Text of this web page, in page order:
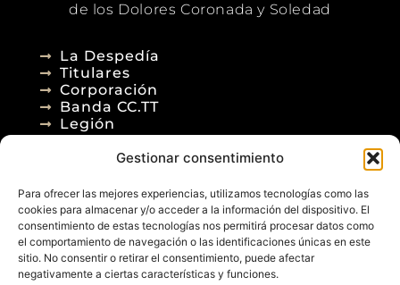
Gestionar consentimiento
Para ofrecer las mejores experiencias, utilizamos tecnologías como las
cookies para almacenar y/o acceder a la información del dispositivo. El
consentimiento de estas tecnologías nos permitirá procesar datos como
el comportamiento de navegación o las identificaciones únicas en este
sitio. No consentir o retirar el consentimiento, puede afectar
negativamente a ciertas características y funciones.
de los Dolores Coronada y Soledad
La Despedía
Titulares
Corporación
Banda CC.TT
Legión
Agenda
Contacto